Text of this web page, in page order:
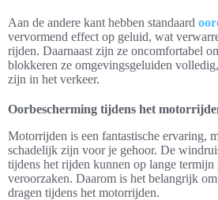
Aan de andere kant hebben standaard
vervormend effect op geluid, wat
rijden. Daarnaast zijn ze oncomfortabel
blokkeren ze omgevingsgeluiden
zijn in het verkeer.
Oorbescherming tijdens het
Motorrijden is een fantastische ervaring,
schadelijk zijn voor je gehoor. De
tijdens het rijden kunnen op lange termijn
veroorzaken. Daarom is het belangrijk
dragen tijdens het motorrijden.